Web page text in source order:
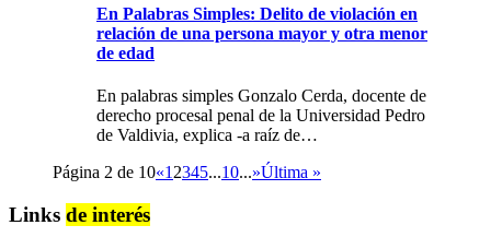
En Palabras Simples: Delito de violación en
relación de una persona mayor y otra menor
de edad
En palabras simples Gonzalo Cerda, docente de
derecho procesal penal de la Universidad Pedro
de Valdivia, explica -a raíz de…
Página 2 de 10«1 2345...10...»Última »
Links de interés